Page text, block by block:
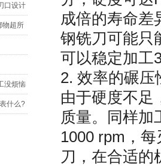
成倍的寿命差
钢铣刀可能只
可以稳定加工
2. 效率的碾压
由于硬度不足
质量。同样加
1000 rpm，
刀，在合适的
口设计
物超所
没烦恼
什么?